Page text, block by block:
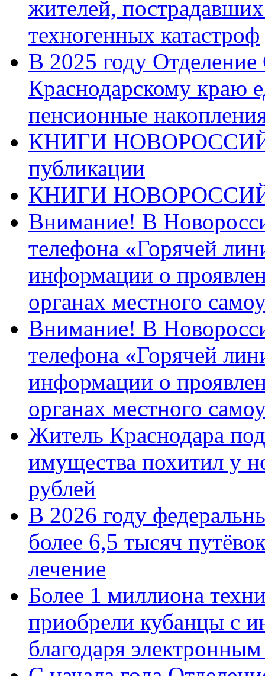
жителей,
техногенных катастроф
В 2025 году
Краснодарскому краю
пенсионные
КНИГИ
публикации
КНИГИ
Внимание! В
телефона «Горячей
информации о
органах местного
Внимание! В
телефона «Горячей
информации о
органах местного
Житель Краснодара
имущества похитил у
рублей
В 2026 году
более 6,5 тысяч
лечение
Более 1 миллиона
приобрели кубанцы с
благодаря